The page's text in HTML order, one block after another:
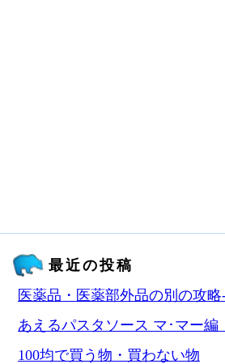
最近の投稿
医薬品・医薬部外品の別の攻略
あえるパスタソース マ･マー編
100均で買う物・買わない物